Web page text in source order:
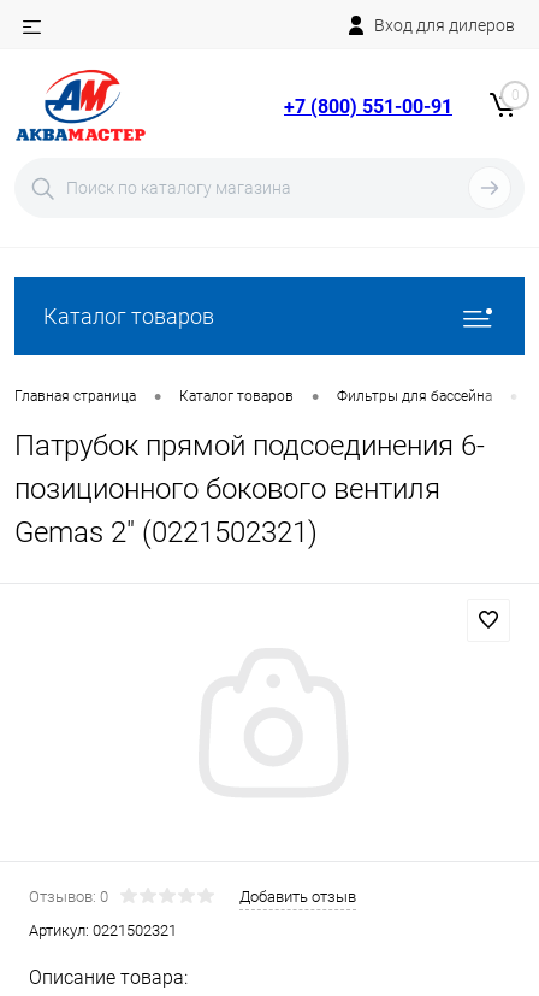
Вход для дилеров
+7 (800) 551-00-91 0
Каталог товаров
Главная страница • Каталог товаров • Фильтры для бассейна •
Патрубок прямой подсоединения 6-
позиционного бокового вентиля
Gemas 2" (0221502321)
Отзывов: 0
Добавить отзыв
Артикул: 0221502321
Описание товара: